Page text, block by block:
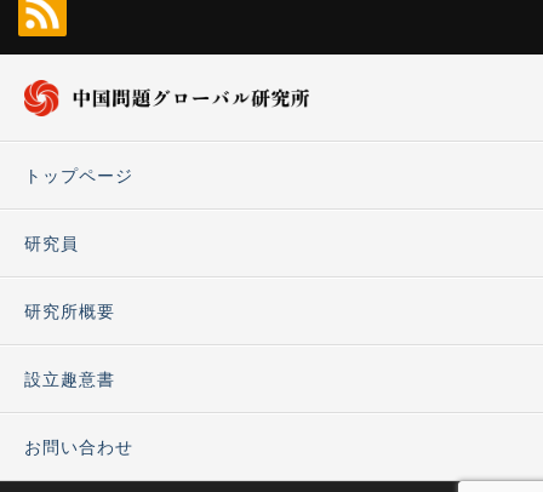
トップページ
研究員
研究所概要
設立趣意書
お問い合わせ